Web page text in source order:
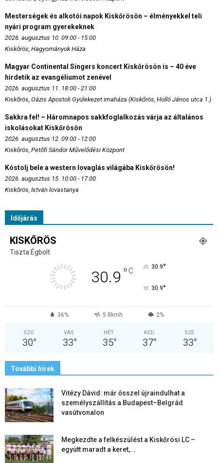
Mesterségek és alkotói napok Kiskőrösön – élményekkel teli
nyári program gyerekeknek
2026. augusztus 10. 09:00 - 15:00
Kiskőrös, Hagyományok Háza
Magyar Continental Singers koncert Kiskőrösön is – 40 éve
hirdetik az evangéliumot zenével
2026. augusztus 11. 18:00 - 21:00
Kiskőrös, Oázis Apostoli Gyülekezet imaháza (Kiskőrös, Holló János utca 1.)
Sakkra fel! – Háromnapos sakkfoglalkozás várja az általános
iskolásokat Kiskőrösön
2026. augusztus 12. 09:00 - 12:00
Kiskőrös, Petőfi Sándor Művelődési Központ
Kóstolj bele a western lovaglás világába Kiskőrösön!
2026. augusztus 15. 10:00 - 17:00
Kiskőrös, István lovastanya
Időjárás
KISKŐRÖS
Tiszta Égbolt
30.9 °C 30.9°
30.9°
36% 5.8kmh 2%
SZO
30°
VAS
33°
HÉT
35°
KED
37°
SZE
33°
További hírek
Vitézy Dávid: már ősszel újraindulhat a
személyszállítás a Budapest–Belgrád
vasútvonalon
Megkezdte a felkészülést a Kiskőrösi LC –
együtt maradt a keret,...